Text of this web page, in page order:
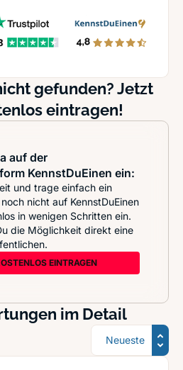
gefunden? Jetzt
eintragen!
auf der
KennstDuEinen ein:
und trage einfach ein
nicht auf KennstDuEinen
in wenigen Schritten ein.
die Möglichkeit direkt eine
EINTRAGEN
im Detail
Sortierung